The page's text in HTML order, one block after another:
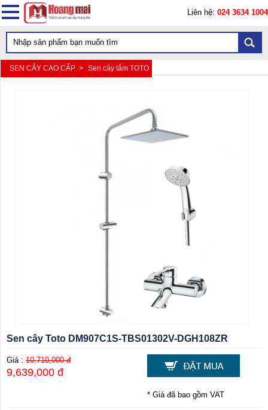
Liên hệ: 024 3634 1004
SEN CÂY CAO CẤP > Sen cây tắm TOTO
Sen cây Toto DM907C1S-TBS01302V-DGH108ZR
Giá : 10,710,000 đ
9,639,000 đ
* Giá đã bao gồm VAT